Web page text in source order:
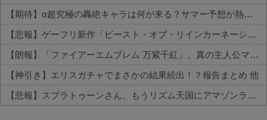
【期待】α超究極の轟絶キャラは何が来る？サマー予想が熱い 他
【悲報】ゲーフリ新作「ビースト・オブ・リインカーネーション」、老舗レビューサイトからボロクソ言われてしまう 他
【朗報】「ファイアーエムブレム 万紫千紅」、真の主人公マイユニはキャラメイク可能ｗｗ 他
【神引き】エリスガチャでまさかの結果続出！？報告まとめ 他
【悲報】スプラトゥーンさん、もうリズム天国にアマゾンランキングで敗北wwwwwwwww 他